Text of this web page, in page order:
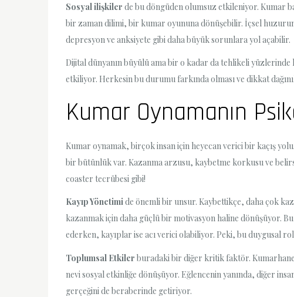
Sosyal ilişkiler de bu döngüden olumsuz etkileniyor. Kumar
bir zaman dilimi, bir kumar oyununa dönüşebilir. İçsel
depresyon ve anksiyete gibi daha büyük sorunlara yol açabilir.
Dijital dünyanın büyülü ama bir o kadar da tehlikeli yüzlerinde
etkiliyor. Herkesin bu durumu farkında olması ve dikkat
Kumar Oynamanın
Kumar oynamak, birçok insan için heyecan verici bir kaçış
bir bütünlük var. Kazanma arzusu, kaybetme korkusu ve
coaster tecrübesi gibi!
Kayıp Yönetimide önemli bir unsur. Kaybettikçe, daha çok
kazanmak için daha güçlü bir motivasyon haline dönüşüyor.
ederken, kayıplar ise acı verici olabiliyor. Peki, bu duygusal
Toplumsal Etkiler buradaki bir diğer kritik faktör.
nevi sosyal etkinliğe dönüşüyor. Eğlencenin yanında, diğer
gerçeğini de beraberinde getiriyor.